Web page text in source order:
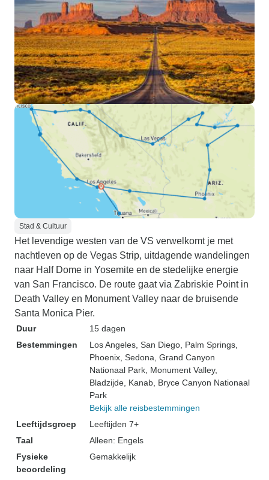
Stad & Cultuur
Het levendige westen van de VS verwelkomt je met
nachtleven op de Vegas Strip, uitdagende wandelingen
naar Half Dome in Yosemite en de stedelijke energie
van San Francisco. De route gaat via Zabriskie Point in
Death Valley en Monument Valley naar de bruisende
Santa Monica Pier.
Duur
15 dagen
Bestemmingen
Los Angeles , San Diego , Palm Springs
Phoenix , Sedona , Grand Canyon
Nationaal Park , Monument Valley,
Bladzijde , Kanab , Bryce Canyon Nationaal
Park
Bekijk alle reisbestemmingen
Leeftijdsgroep
Leeftijden 7+
Taal
Alleen: Engels
Fysieke
beoordeling
Gemakkelijk